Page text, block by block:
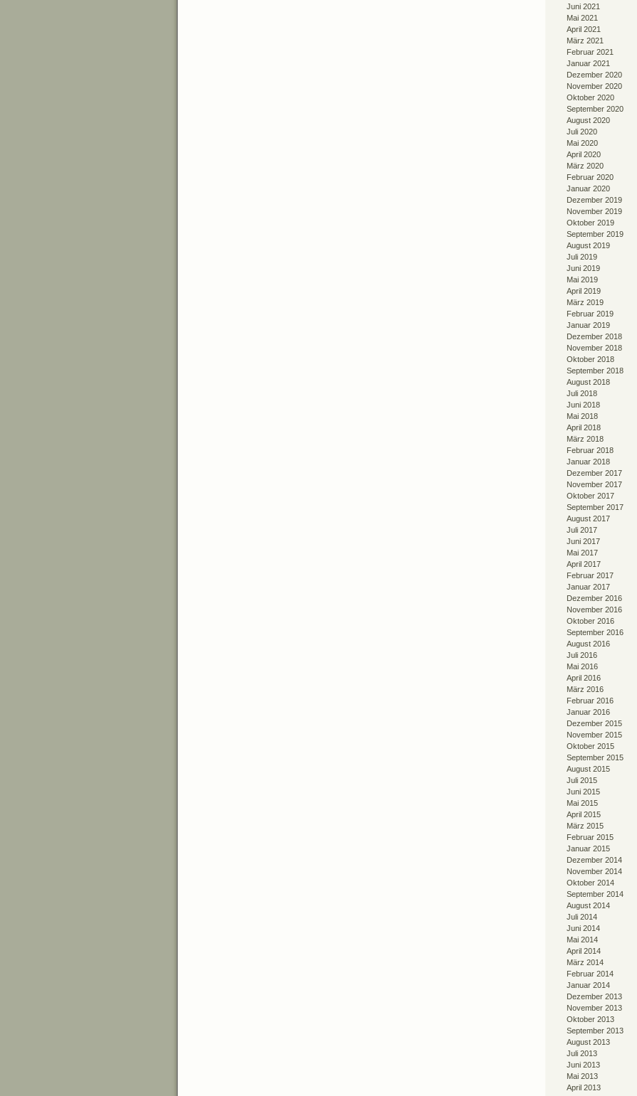
Juni 2021
Mai 2021
April 2021
März 2021
Februar 2021
Januar 2021
Dezember 2020
November 2020
Oktober 2020
September 2020
August 2020
Juli 2020
Mai 2020
April 2020
März 2020
Februar 2020
Januar 2020
Dezember 2019
November 2019
Oktober 2019
September 2019
August 2019
Juli 2019
Juni 2019
Mai 2019
April 2019
März 2019
Februar 2019
Januar 2019
Dezember 2018
November 2018
Oktober 2018
September 2018
August 2018
Juli 2018
Juni 2018
Mai 2018
April 2018
März 2018
Februar 2018
Januar 2018
Dezember 2017
November 2017
Oktober 2017
September 2017
August 2017
Juli 2017
Juni 2017
Mai 2017
April 2017
Februar 2017
Januar 2017
Dezember 2016
November 2016
Oktober 2016
September 2016
August 2016
Juli 2016
Mai 2016
April 2016
März 2016
Februar 2016
Januar 2016
Dezember 2015
November 2015
Oktober 2015
September 2015
August 2015
Juli 2015
Juni 2015
Mai 2015
April 2015
März 2015
Februar 2015
Januar 2015
Dezember 2014
November 2014
Oktober 2014
September 2014
August 2014
Juli 2014
Juni 2014
Mai 2014
April 2014
März 2014
Februar 2014
Januar 2014
Dezember 2013
November 2013
Oktober 2013
September 2013
August 2013
Juli 2013
Juni 2013
Mai 2013
April 2013